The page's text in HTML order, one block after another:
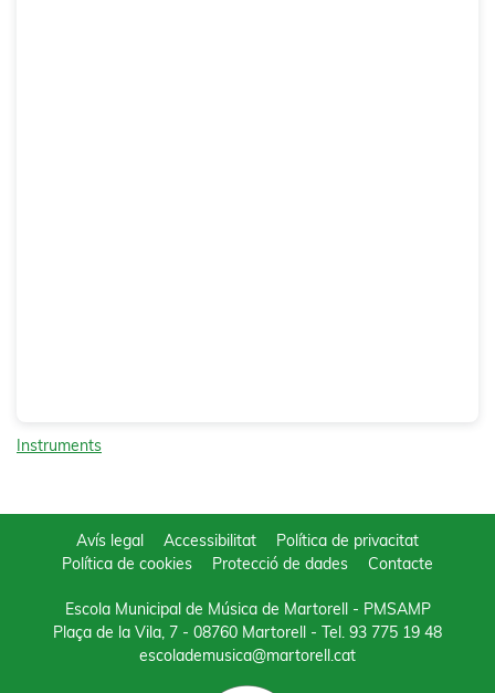
Instruments
Avís legal Accessibilitat
Política de privacitat
Política de cookies
Protecció de dades Contacte
Escola Municipal de Música de Martorell - PMSAMP
Plaça de la Vila, 7 - 08760 Martorell - Tel. 93 775 19 48
escolademusica@martorell.cat